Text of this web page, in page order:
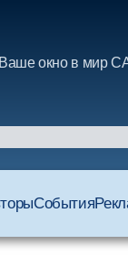
Ваше окно в мир
События